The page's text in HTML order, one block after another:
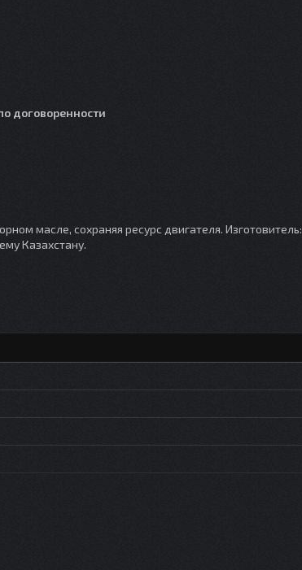
договоренности
масле, сохраняя ресурс двигателя. Изготовитель:
Казахстану.